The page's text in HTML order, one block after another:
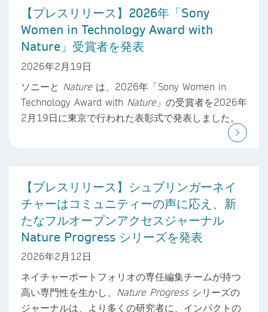
【プレスリリース】2026年「Sony
Women in Technology Award with
Nature」受賞者を発表
2026年2月19日
ソニーと Natureは、2026年「Sony Women in
Technology Award with Nature」の受賞者を2026年
2月19日に東京で行われた表彰式で発表しました。
【プレスリリース】シュプリンガーネイ
チャーはコミュニティーの声に応え、新
たなフルオープンアクセスジャーナル
Nature Progress シリーズを発表
2026年2月12日
ネイチャーポートフォリオの専任編集チームが持つ
高い専門性を生かし、 Nature Progress シリーズの
ジャーナルは、より多くの研究者に、インパクトの